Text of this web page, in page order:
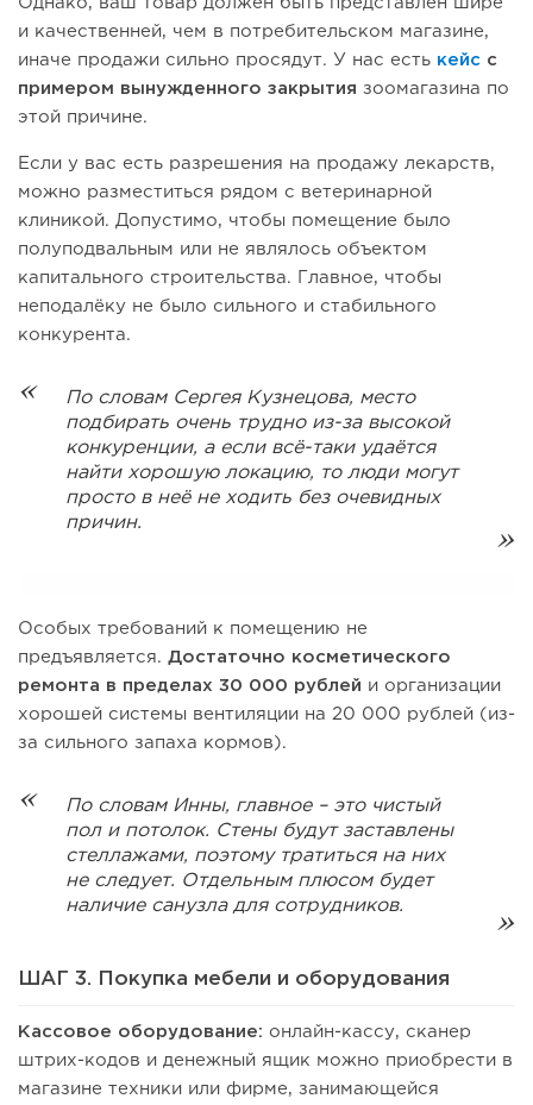
и качественней, чем в потребительском магазине,
иначе продажи сильно просядут. У нас есть кейс с
примером вынужденного закрытия зоомагазина по
этой причине.
Если у вас есть разрешения на продажу лекарств,
можно разместиться рядом с ветеринарной
клиникой. Допустимо, чтобы помещение было
полуподвальным или не являлось объектом
капитального строительства. Главное, чтобы
неподалёку не было сильного и стабильного
конкурента.
По словам Сергея Кузнецова, место
подбирать очень трудно из-за высокой
конкуренции, а если всё-таки удаётся
найти хорошую локацию, то люди могут
просто в неё не ходить без очевидных
причин.
Особых требований к помещению не
предъявляется. Достаточно косметического
ремонта в пределах 30 000 рублей и организации
хорошей системы вентиляции на 20 000 рублей (из-
за сильного запаха кормов).
По словам Инны, главное – это чистый
пол и потолок. Стены будут заставлены
стеллажами, поэтому тратиться на них
не следует. Отдельным плюсом будет
наличие санузла для сотрудников.
ШАГ 3. Покупка мебели и оборудования
Кассовое оборудование: онлайн-кассу, сканер
штрих-кодов и денежный ящик можно приобрести в
магазине техники или фирме, занимающейся